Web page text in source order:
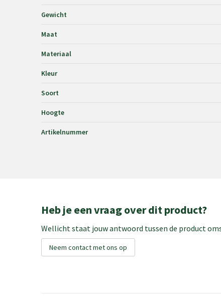
Gewicht
Maat
Materiaal
Kleur
Soort
Hoogte
Artikelnummer
Heb je een vraag over dit product?
Wellicht staat jouw antwoord tussen de product
Neem contact met ons op